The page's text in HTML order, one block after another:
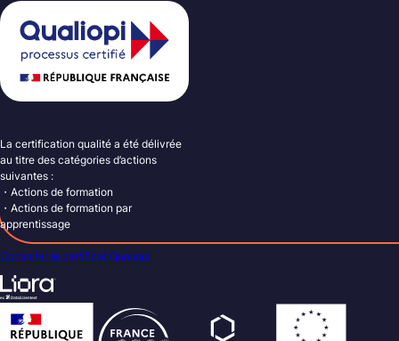
La certification qualité a été délivrée
au titre des catégories d’actions
suivantes :
・Actions de formation
・Actions de formation par
apprentissage
Consulter le certificat Qualiopi